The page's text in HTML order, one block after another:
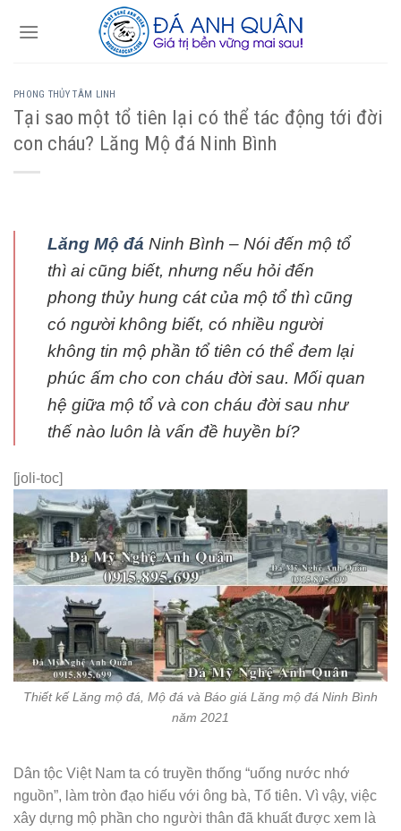
PHONG THỦY TÂM LINH
Tại sao một tổ tiên lại có thể tác động tới đời
con cháu? Lăng Mộ đá Ninh Bình
Lăng Mộ đá Ninh Bình – Nói đến mộ tổ
thì ai cũng biết, nhưng nếu hỏi đến
phong thủy hung cát của mộ tổ thì cũng
có người không biết, có nhiều người
không tin mộ phần tổ tiên có thể đem lại
phúc ấm cho con cháu đời sau. Mối quan
hệ giữa mộ tổ và con cháu đời sau như
thế nào luôn là vấn đề huyền bí?
[joli-toc]
Thiết kế Lăng mộ đá, Mộ đá và Báo giá Lăng mộ đá Ninh Bình
năm 2021
Dân tộc Việt Nam ta có truyền thống “uống nước nhớ
nguồn”, làm tròn đạo hiếu với ông bà, Tổ tiên. Vì vậy, việc
xây dựng mộ phần cho người thân đã khuất được xem là